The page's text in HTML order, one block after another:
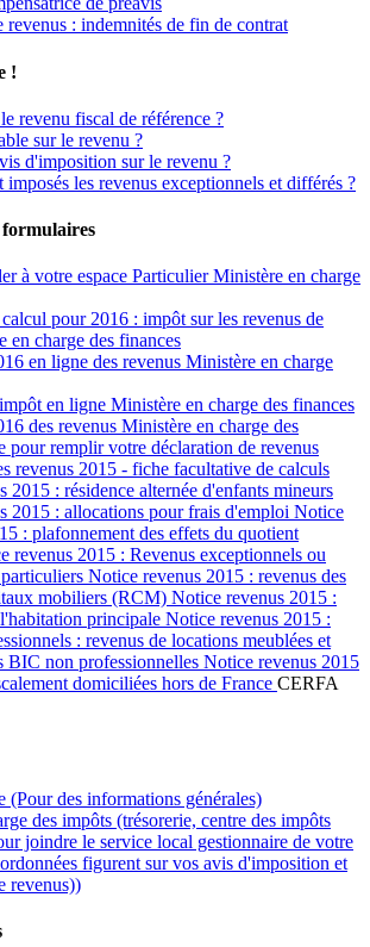
revenus : indemnités de fin de contrat
!
revenu fiscal de référence ?
sur le revenu ?
d'imposition sur le revenu ?
imposés les revenus exceptionnels et différés ?
formulaires
à votre espace Particulier Ministère en charge
pour 2016 : impôt sur les revenus de
en charge des finances
en ligne des revenus Ministère en charge
en ligne Ministère en charge des finances
des revenus Ministère en charge des
pour remplir votre déclaration de revenus
revenus 2015 - fiche facultative de calculs
2015 : résidence alternée d'enfants mineurs
2015 : allocations pour frais d'emploi Notice
: plafonnement des effets du quotient
revenus 2015 : Revenus exceptionnels ou
Notice revenus 2015 : revenus des
mobiliers (RCM) Notice revenus 2015 :
principale Notice revenus 2015 :
: revenus de locations meublées et
BIC non professionnelles Notice revenus 2015
domiciliées hors de France CERFA
(Pour des informations générales)
des impôts (trésorerie, centre des impôts
joindre le service local gestionnaire de votre
figurent sur vos avis d'imposition et
revenus))